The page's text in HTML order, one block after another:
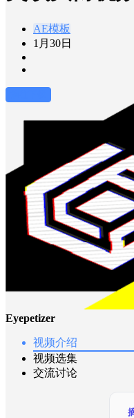
AE模板
1月30日
Eyepetizer
视频介绍
视频选集
交流讨论